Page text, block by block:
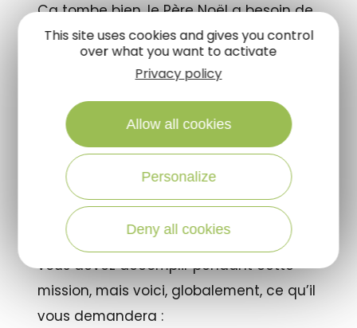
Ça tombe bien, le Père Noël a besoin de
vous ! Alors qu’il devrait être au top de
sa forme pour préparer la distribution
des cadeaux, il est tombé malade…Votre
mission : l’aider à se remettre sur pied
en partant à la rencontre de ses lutins
et de ses animaux dans son château, le
château de la Ferté Saint-Aubin,
évidemment ! Son premier lutin,
Barnabé, vous expliquera tout ce que
vous devez accomplir pendant cette
mission, mais voici, globalement, ce qu’il
vous demandera :
This site uses cookies and gives you control
over what you want to activate
Privacy policy
Allow all cookies
Personalize
Deny all cookies